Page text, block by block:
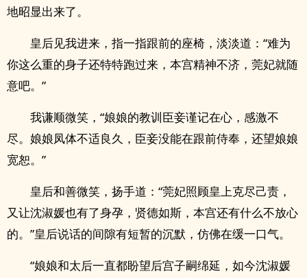
地昭显出来了。
皇后见我进来，指一指跟前的座椅，淡淡道：“难为
你这么重的身子还特特跑过来，本宫精神不济，莞妃就随
意吧。”
我谦顺微笑，“娘娘的教训臣妾谨记在心，感激不
尽。娘娘凤体不适良久，臣妾没能在跟前侍奉，还望娘娘
宽恕。”
皇后和善微笑，扬手道：“莞妃照顾皇上克尽己责，
又让沈淑媛也有了身孕，贤德如斯，本宫还有什么不放心
的。”皇后说话的间隙有短暂的沉默，仿佛在缓一口气。
“娘娘和太后一直都盼望后宫子嗣绵延，如今沈淑媛